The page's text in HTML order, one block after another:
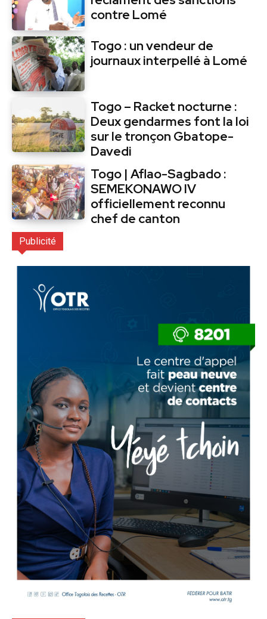
contre Lomé
Togo : un vendeur de
journaux interpellé à Lomé
Togo – Racket nocturne :
Deux gendarmes font la loi
sur le tronçon Gbatope-
Davedi
Togo | Aflao-Sagbado :
SEMEKONAWO IV
officiellement reconnu
chef de canton
Publicité